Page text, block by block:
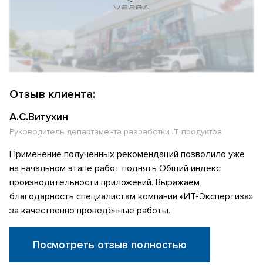
Отзыв клиента:
А.С.Витухин
Руководитель департамента разработки IT продуктов
Применение полученных рекомендаций позволило уже
на начальном этапе работ поднять Общий индекс
производительности приложений. Выражаем
благодарность специалистам компании «ИТ-Экспертиза»
за качественно проведённые работы.
Посмотреть отзыв полностью